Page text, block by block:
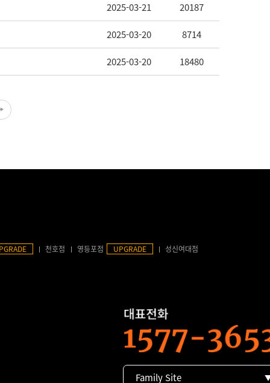
2025-03-21 20187
2025-03-20 8714
2025-03-20 18480
천호점 영등포점 UPGRADE 성신여대점
Family Site